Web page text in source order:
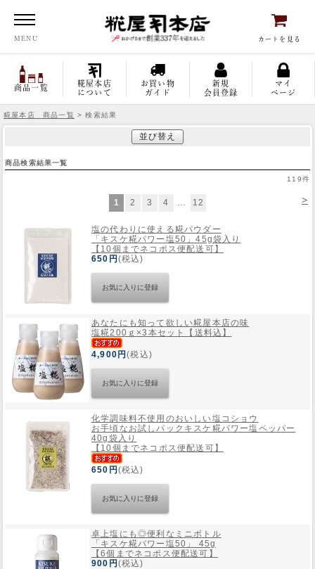
MENU カートを見る
商品一覧
糀屋本店
について
お買い物
ガイド
新規
会員登録
マイ
ページ
糀屋本店 商品一覧 > 検索結果
並び替え
商品検索結果一覧
119件
>
1 2 3 4 12
塩の代わりに使える糀パウダー
「キスケ糀パワー塩50」45g袋入り
【10個までネコポス便配送可】
650円(税込)
あなたにも知って欲しい糀屋本店の味
塩糀200ｇ×3本セット【送料込】
4,900円(税込)
化学調味料不使用のおいしい塩コショウ
お手頃なお試しパック キスケ糀パワー塩ペッパー
40g袋入り
【10個までネコポス便配送可】
650円(税込)
卓上塩にも◎便利なミニボトル
「キスケ糀パワー塩50」 45g
【6個までネコポス便配送可】
900円(税込)